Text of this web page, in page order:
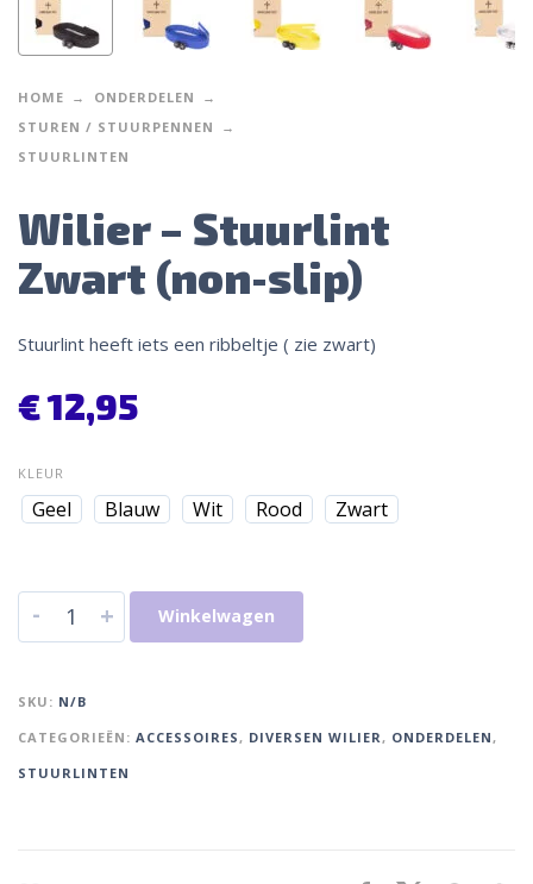
HOME
ONDERDELEN
STUREN / STUURPENNEN
STUURLINTEN
Wilier – Stuurlint
Zwart (non-slip)
Stuurlint heeft iets een ribbeltje ( zie zwart)
€12,95
KLEUR
Geel Blauw Wit Rood Zwart
- + Winkelwagen
SKU: N/B
CATEGORIEËN: ACCESSOIRES , DIVERSEN WILIER , ONDERDELEN ,
STUURLINTEN